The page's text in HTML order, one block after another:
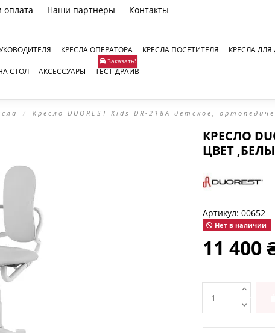
оплата Наши партнеры Контакты
КРЕСЛА ОПЕРАТОРА КРЕСЛА ПОСЕТИТЕЛЯ КРЕСЛА
СТОЛ АКСЕССУАРЫ ТЕСТ-ДРАЙВ
Заказать!
Кресло DUOREST Kids DR-218A детское,
КРЕСЛО
ЦВЕТ
Артикул: 00652
Нет в наличии
11 400